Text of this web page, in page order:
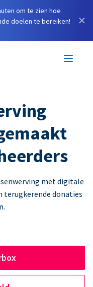
om te zien hoe
doelen te bereiken!
×
met digitale
donaties